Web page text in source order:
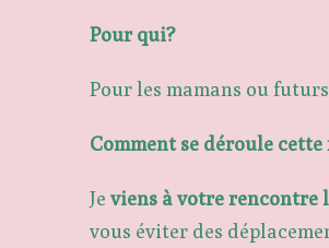
Pour qui?
Pour les mamans ou
Comment se déroule
Je viens à votre rencontre
vous éviter des